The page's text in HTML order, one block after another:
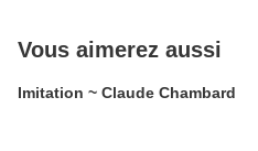
Vous aimerez aussi
Imitation ~ Claude Chambard